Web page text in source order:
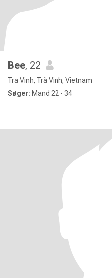
Bee, 22
Tra Vinh, Trà Vinh, Vietnam
Søger: Mand 22 - 34